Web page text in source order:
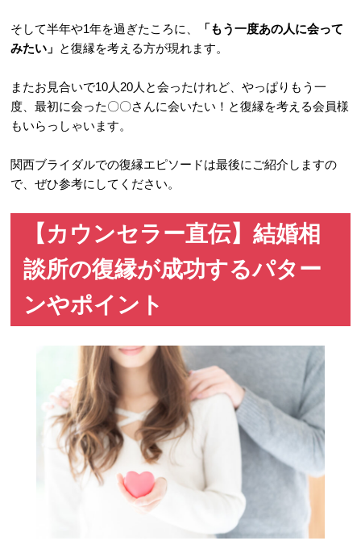
そして半年や1年を過ぎたころに、
「もう一度あの人に会って
みたい」 と復縁を考える方が現れます。
またお見合いで10人20人と会ったけれど、やっぱりもう一
度、最初に会った〇〇さんに会いたい！と復縁を考える会員様
もいらっしゃいます。
関西ブライダルでの復縁エピソードは最後にご紹介しますの
で、ぜひ参考にしてください。
【カウンセラー直伝】結婚相
談所の復縁が成功するパター
ンやポイント